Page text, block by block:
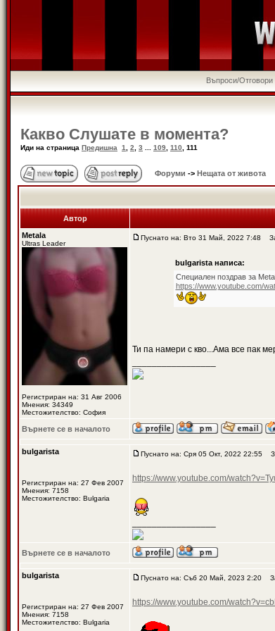
Въпроси/Отговори
Какво Слушате в момента?
Иди на страница Предишна 1 2 3 109 110 111
Форуми -> Нещата от живота
Автор
Metala
Ultras Leader
Регистриран на: 31 Авг 2006
Мнения: 34349
Местожителство: София
Пуснато на: Вто 31 Май, 2022 7:48
bulgarista написа:
Специален поздрав за
https://www.youtube.com/
Ти па намери с кво...Ама все пак
Върнете се в началото
bulgarista
Регистриран на: 27 Фев 2007
Мнения: 7158
Местожителство: Bulgaria
Пуснато на: Сря 05 Окт, 2022 22:55
https://www.youtube.com/
Върнете се в началото
bulgarista
Регистриран на: 27 Фев 2007
Мнения: 7158
Местожителство: Bulgaria
Пуснато на: Съб 20 Май, 2023 2:20
https://www.youtube.com/